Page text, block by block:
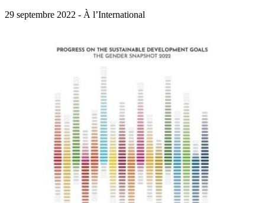
29 septembre 2022 - À l’International